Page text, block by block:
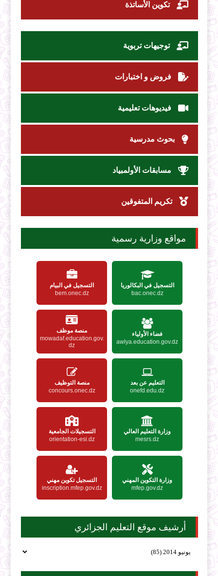
تكوين الأساتذة
توجيهات تربوية
فروض و اختبارات
فيديوهات تعليمية
بحوث مدرسية
مسابقات الأولمبياد
تكريم المتفوقين
مواقع وزارية رسمية
التسجيل في البكالوريا
bac.onec.dz
التسجيل في البيام
bem.onec.dz
فضاء الأولياء
awlya.education.gov.dz
منصة موظف
mowadaf.education.gov.
dz
التعليم عن بعد
onefd.edu.dz
منصة التوظيف
concours.onec.dz
وزارة التعليم العالي
mesrs.dz
التسجيلات الجامعية
orientation-esi.dz
وزارة التكوين المهني
mfep.gov.dz
التسجيل تكوين مهني
inscription.mfep.gov.dz
أرشيف موقع التعليم الجزائري